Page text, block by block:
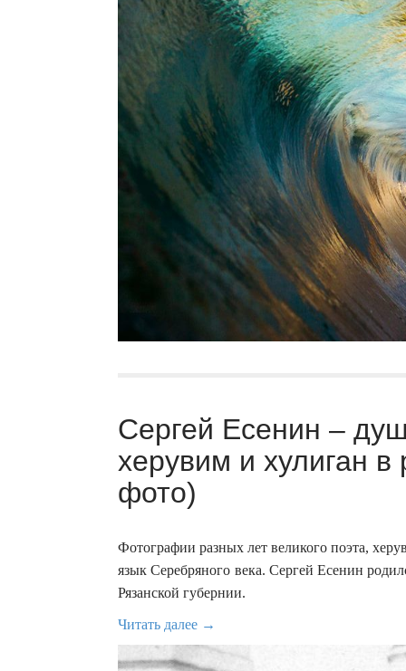
Сергей Есенин –
херувим и хулиган
фото)
Фотографии разных лет великого поэта,
язык Серебряного века. Сергей Есенин
Рязанской губернии.
Читать далее →